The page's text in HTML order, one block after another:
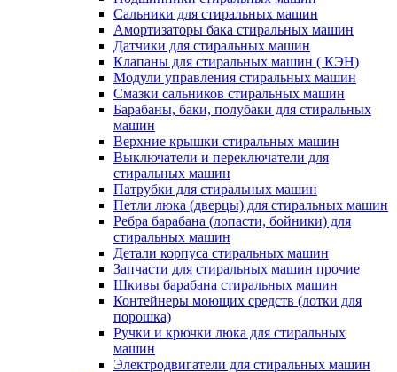
Сальники для стиральных машин
Амортизаторы бака стиральных машин
Датчики для стиральных машин
Клапаны для стиральных машин ( КЭН)
Модули управления стиральных машин
Смазки сальников стиральных машин
Барабаны, баки, полубаки для стиральных
машин
Верхние крышки стиральных машин
Выключатели и переключатели для
стиральных машин
Патрубки для стиральных машин
Петли люка (дверцы) для стиральных машин
Ребра барабана (лопасти, бойники) для
стиральных машин
Детали корпуса стиральных машин
Запчасти для стиральных машин прочие
Шкивы барабана стиральных машин
Контейнеры моющих средств (лотки для
порошка)
Ручки и крючки люка для стиральных
машин
Электродвигатели для стиральных машин